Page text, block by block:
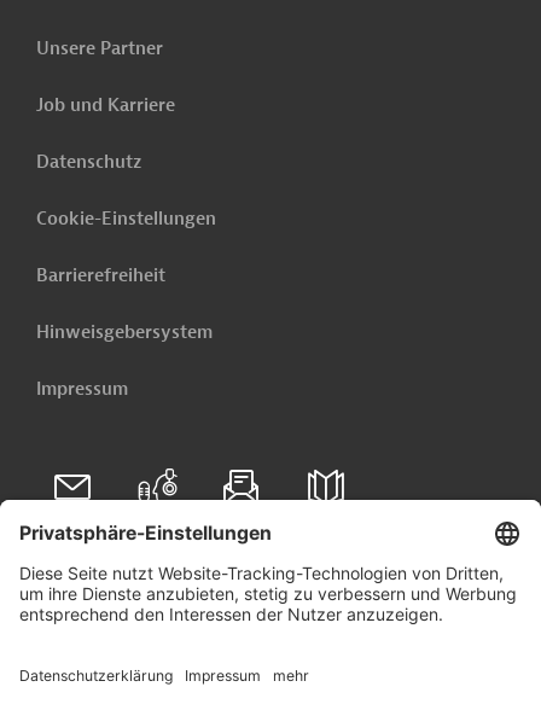
Unsere Partner
Job und Karriere
Datenschutz
Cookie-Einstellungen
Barrierefreiheit
Hinweisgebersystem
Impressum
Folgen Sie uns auf
Linkedin